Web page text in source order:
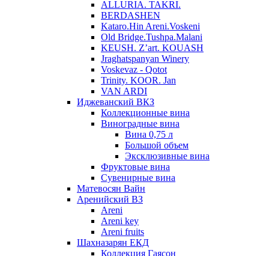
ALLURIA. TAKRI.
BERDASHEN
Kataro.Hin Areni.Voskeni
Old Bridge.Tushpa.Malani
KEUSH. Z’art. KOUASH
Jraghatspanyan Winery
Voskevaz - Qotot
Trinity. KOOR. Jan
VAN ARDI
Иджеванский ВКЗ
Коллекционные вина
Виноградные вина
Вина 0,75 л
Большой объем
Эксклюзивные вина
Фруктовые вина
Cувенирные вина
Матевосян Вайн
Аренийский ВЗ
Areni
Areni key
Areni fruits
Шахназарян ЕКД
Коллекция Гаясон